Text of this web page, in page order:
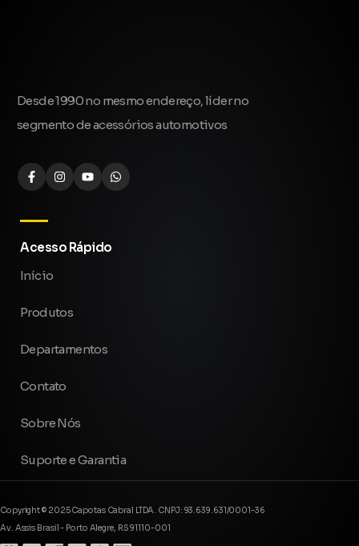
Desde 1990 no mesmo endereço, líder no
segmento de acessórios automotivos
Acesso Rápido
Início
Produtos
Departamentos
Contato
Sobre Nós
Suporte e Garantia
Copyright © 2025 Capotas Cabral LTDA. CNPJ: 93.639.631/0001-36
Av. Assis Brasil - Porto Alegre, RS 91110-001